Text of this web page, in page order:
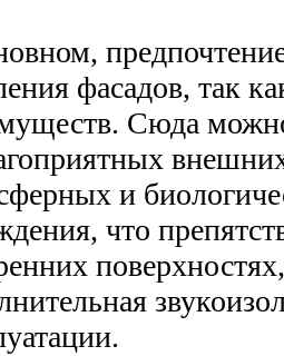
фасадов, так
Сюда
и
что